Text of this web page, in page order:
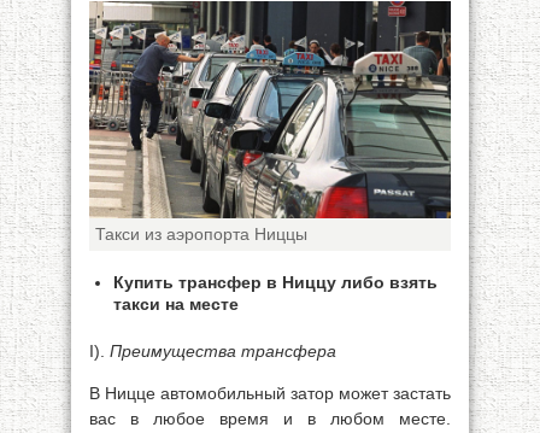
Такси из аэропорта Ниццы
Купить трансфер в Ниццу либо взять
такси на месте
I). Преимущества трансфера
В Ницце автомобильный затор может застать
вас в любое время и в любом месте.